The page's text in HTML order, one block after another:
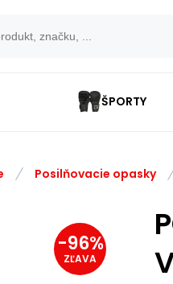
ŠPORTY
Posilňovacie opasky
-96%
ZĽAVA